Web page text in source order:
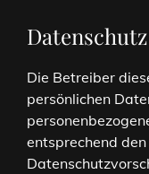
Datenschutz
Die Betreiber
persönlichen
entsprechend